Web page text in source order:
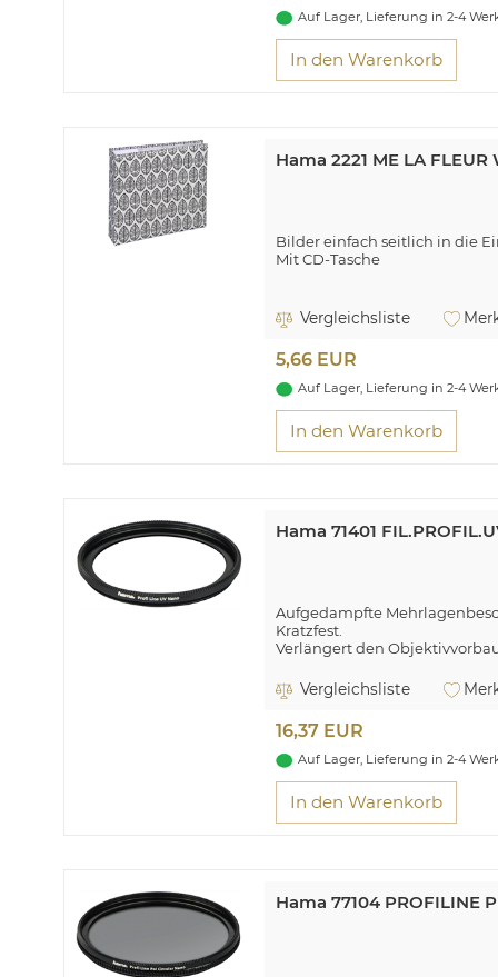
Auf Lager, Lieferung in 2-4
In den Warenkorb
Hama 2221 ME LA FLEUR
Bilder einfach seitlich in die
Mit CD-Tasche
100 Blätter,
Breite: 225 mm, Höhe: 225 mm
Vergleichsliste
5,66 EUR
Auf Lager, Lieferung in 2-4
In den Warenkorb
Hama 71401
Aufgedampfte
Kratzfest.
Verlängert den
Vergleichsliste
16,37 EUR
Auf Lager, Lieferung in 2-4
In den Warenkorb
Hama 77104 PROFILINE